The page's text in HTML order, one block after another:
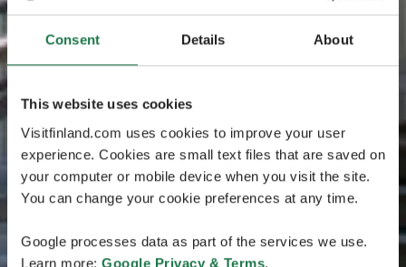
Consent Details About
This website uses cookies
Visitfinland.com uses cookies to improve your user
experience. Cookies are small text files that are saved on
your computer or mobile device when you visit the site.
You can change your cookie preferences at any time.
Google processes data as part of the services we use.
Learn more: Google Privacy & Terms.